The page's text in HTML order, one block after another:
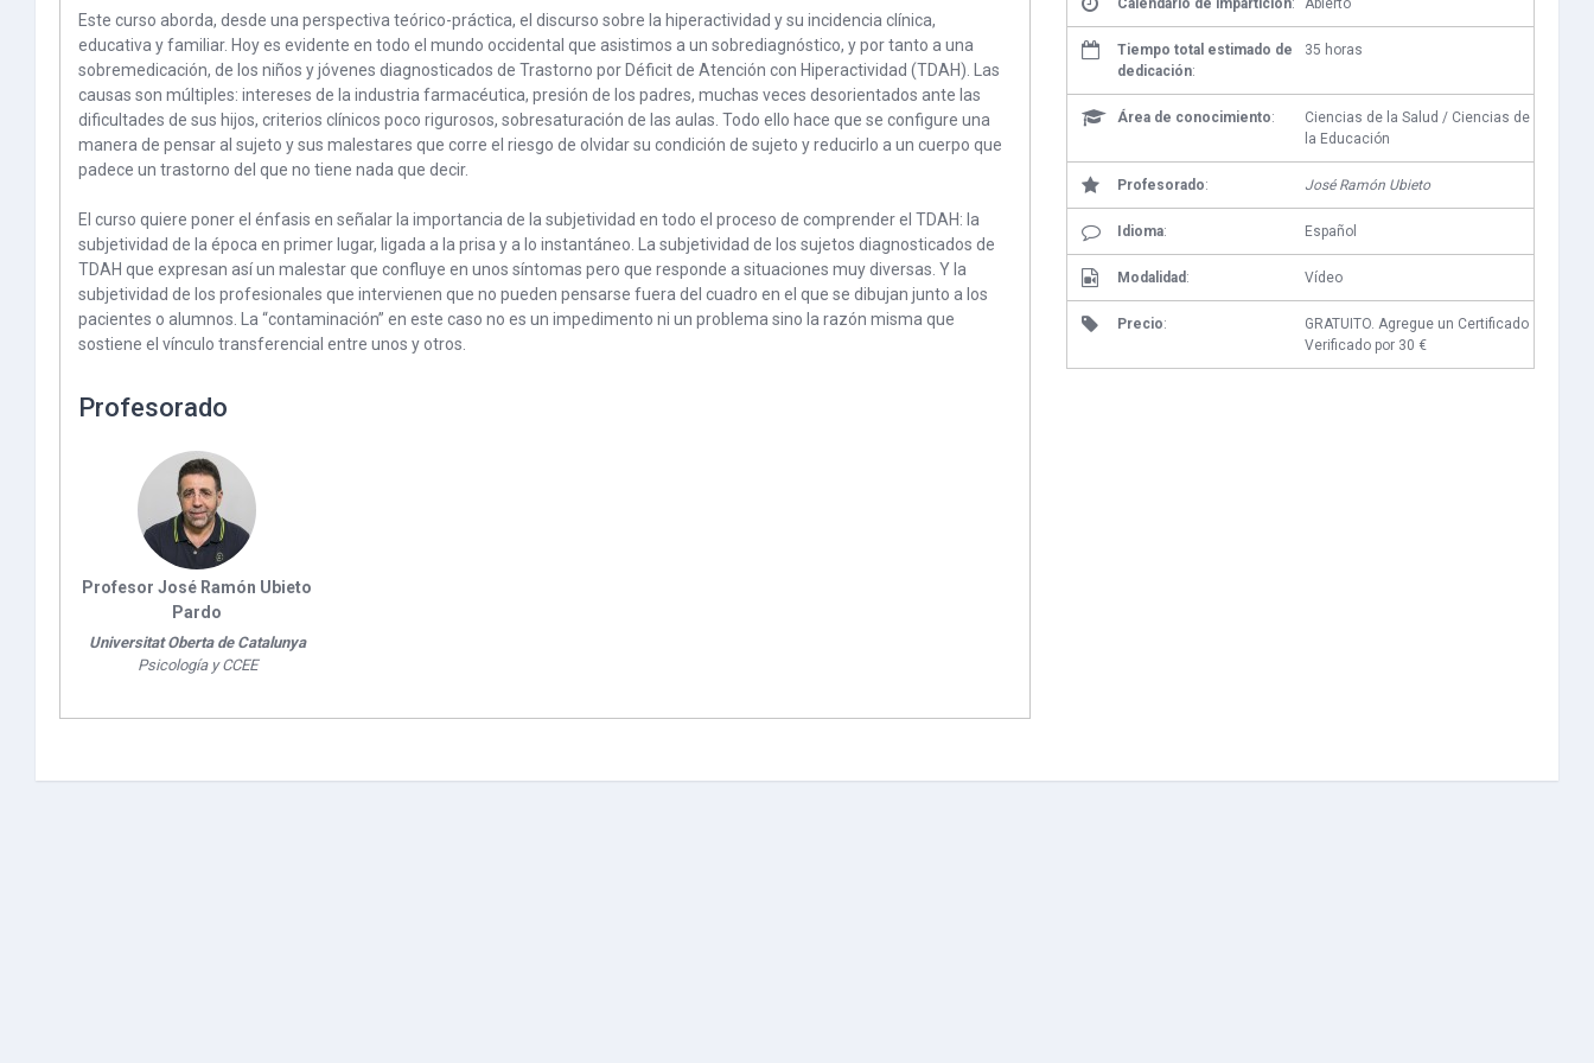
Este curso aborda, desde una perspectiva teórico-práctica, el discurso sobre la hiperactividad y su incidencia clínica,
educativa y familiar. Hoy es evidente en todo el mundo occidental que asistimos a un sobrediagnóstico, y por tanto a una
sobremedicación, de los niños y jóvenes diagnosticados de Trastorno por Déficit de Atención con Hiperactividad (TDAH). Las
causas son múltiples: intereses de la industria farmacéutica, presión de los padres, muchas veces desorientados ante las
dificultades de sus hijos, criterios clínicos poco rigurosos, sobresaturación de las aulas. Todo ello hace que se configure una
manera de pensar al sujeto y sus malestares que corre el riesgo de olvidar su condición de sujeto y reducirlo a un cuerpo que
padece un trastorno del que no tiene nada que decir.
El curso quiere poner el énfasis en señalar la importancia de la subjetividad en todo el proceso de comprender el TDAH: la
subjetividad de la época en primer lugar, ligada a la prisa y a lo instantáneo. La subjetividad de los sujetos diagnosticados de
TDAH que expresan así un malestar que confluye en unos síntomas pero que responde a situaciones muy diversas. Y la
subjetividad de los profesionales que intervienen que no pueden pensarse fuera del cuadro en el que se dibujan junto a los
pacientes o alumnos. La “contaminación” en este caso no es un impedimento ni un problema sino la razón misma que
sostiene el vínculo transferencial entre unos y otros.
Profesorado
Profesor José Ramón Ubieto
Pardo
Universitat Oberta de Catalunya
Psicología y CCEE
Calendario de impartición: Abierto
Tiempo total estimado de
dedicación:
35 horas
Área de conocimiento:
Ciencias de la Salud / Ciencias de
la Educación
Profesorado: José Ramón Ubieto
Idioma: Español
Modalidad : Vídeo
Precio:
GRATUITO. Agregue un Certificado
Verificado por 30 €